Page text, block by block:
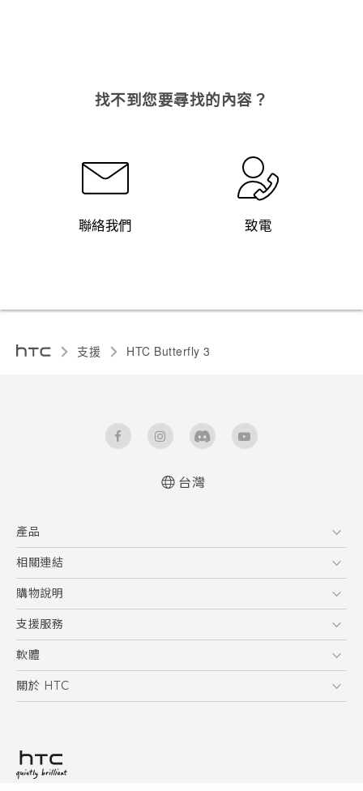
找不到您要尋找的內容？
聯絡我們 致電
支援 HTC Butterfly 3‎
User manual
台灣
產品
5G
智慧型手機
配件
相關連結
HTC Research
購物說明
購物須知
訂單管理
付款方式
支援服務
到府收送維修服務
服務中心資訊
客戶服務佈告欄
軟體
應用程式
HTC Sync Manager
關於 HTC
投資人